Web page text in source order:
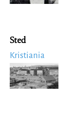
Sted
Kristiania
Image